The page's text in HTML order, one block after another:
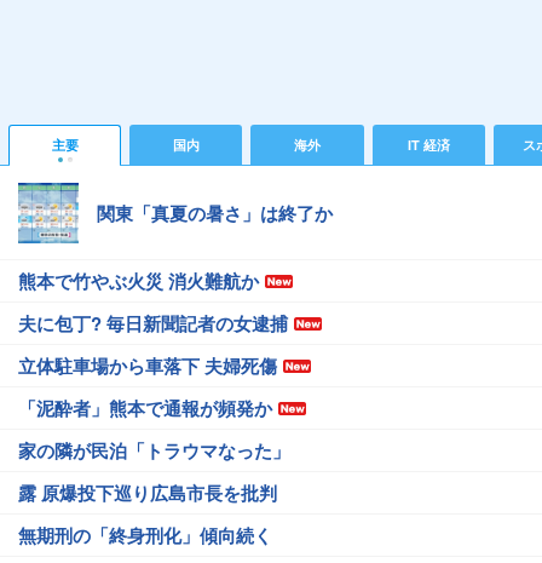
主要 国内 海外 IT 経済 ス
関東「真夏の暑さ」は終了か
熊本で竹やぶ火災 消火難航か
夫に包丁? 毎日新聞記者の女逮捕
立体駐車場から車落下 夫婦死傷
「泥酔者」熊本で通報が頻発か
家の隣が民泊「トラウマなった」
露 原爆投下巡り広島市長を批判
無期刑の「終身刑化」傾向続く